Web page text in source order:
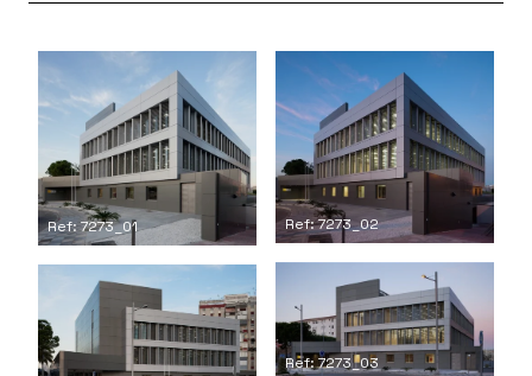
Ref: 7273_01 Ref: 7273_02
Ref: 7273_03